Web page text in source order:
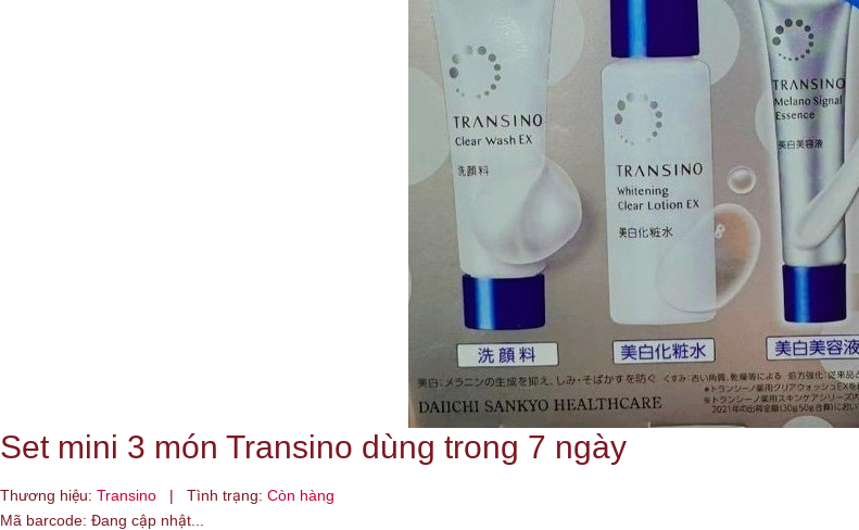
Set mini 3 món Transino dùng trong 7 ngày
Thương hiệu: Transino | Tình trạng: Còn hàng
Mã barcode: Đang cập nhật...